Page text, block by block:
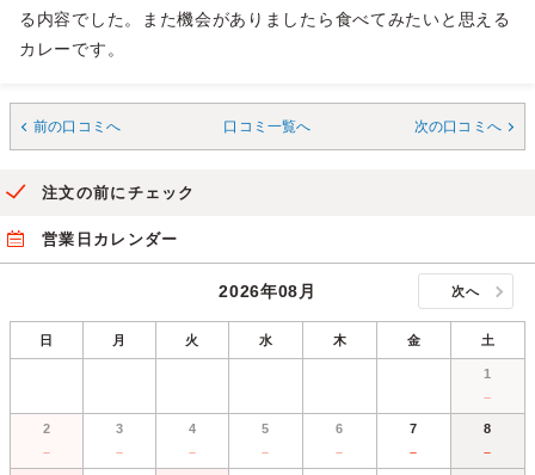
る内容でした。また機会がありましたら食べてみたいと思える
カレーです。
前の口コミへ 口コミ一覧へ 次の口コミへ
注文の前にチェック
営業日カレンダー
2026年08月 次へ
日 月 火 水 木 金 土
1
－
2
－
3
－
4
－
5
－
6
－
7
－
8
－